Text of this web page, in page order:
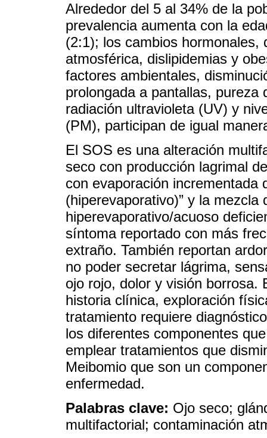
Alrededor del 5 al 34% de la
prevalencia aumenta con la
(2:1); los cambios hormonales,
atmosférica, dislipidemias y
factores ambientales,
prolongada a pantallas,
radiación ultravioleta (UV) y
(PM), participan de igual
El SOS es una alteración
seco con producción lagrimal
con evaporación incrementada
(hiperevaporativo)” y la mezcla
hiperevaporativo/acuoso
síntoma reportado con más
extraño. También reportan
no poder secretar lágrima,
ojo rojo, dolor y visión borrosa.
historia clínica, exploración
tratamiento requiere
los diferentes componentes
emplear tratamientos que
Meibomio que son un
enfermedad.
Palabras clave: Ojo seco;
multifactorial; contaminación